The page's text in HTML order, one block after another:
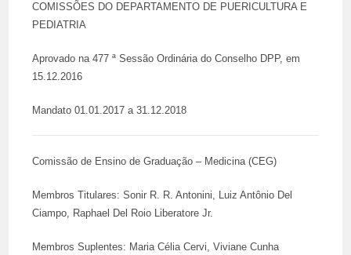
COMISSÕES DO DEPARTAMENTO DE PUERICULTURA E
PEDIATRIA
Aprovado na 477 ª Sessão Ordinária do Conselho DPP, em
15.12.2016
Mandato 01.01.2017 a 31.12.2018
Comissão de Ensino de Graduação – Medicina (CEG)
Membros Titulares: Sonir R. R. Antonini, Luiz Antônio Del
Ciampo, Raphael Del Roio Liberatore Jr.
Membros Suplentes: Maria Célia Cervi, Viviane Cunha